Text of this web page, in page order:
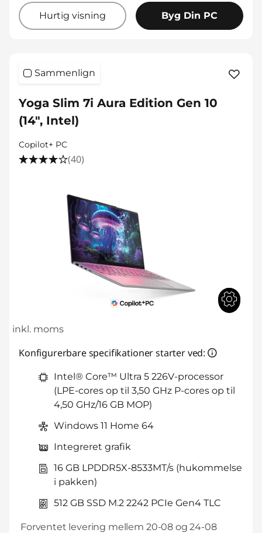
Hurtig visning Byg Din PC
Sammenlign
Yoga Slim 7i Aura Edition Gen 10
(14", Intel)
Copilot+ PC
(40)
inkl. moms
Konfigurerbare specifikationer starter ved:
Intel® Core™ Ultra 5 226V-processor
(LPE-cores op til 3,50 GHz P-cores op til
4,50 GHz/16 GB MOP)
Windows 11 Home 64
Integreret grafik
16 GB LPDDR5X-8533MT/s (hukommelse
i pakken)
512 GB SSD M.2 2242 PCIe Gen4 TLC
Forventet levering mellem 20-08 og 24-08